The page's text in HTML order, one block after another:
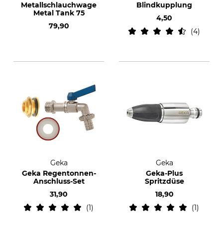
Metallschlauchwagen
Metal Tank 75
79,90
Blindkupplung
4,50
4
Geka
Geka Regentonnen-
Anschluss-Set
31,90
1
Geka
Geka-Plus
Spritzdüse
18,90
1